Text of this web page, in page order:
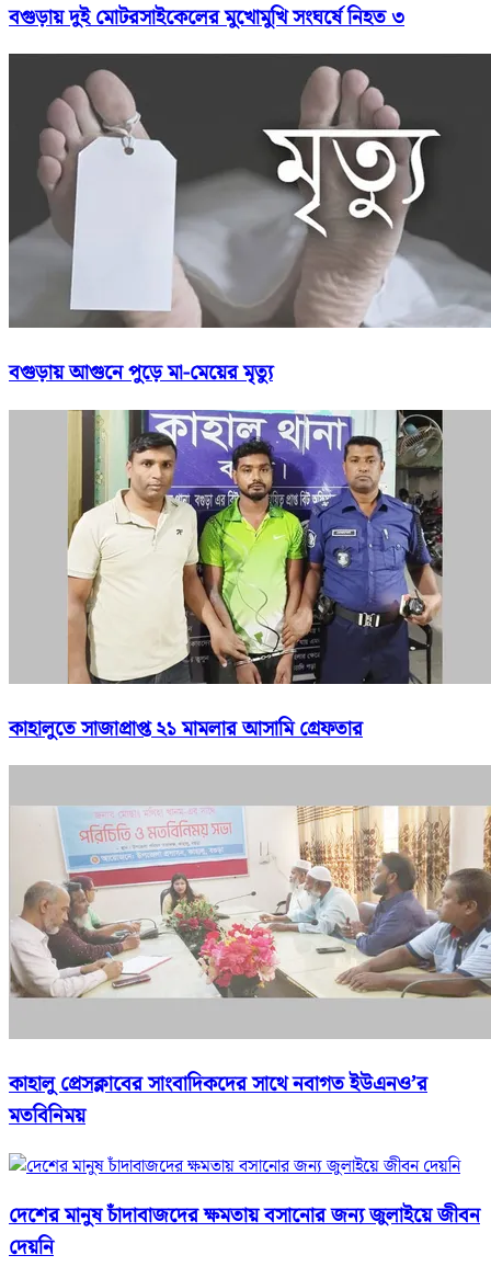
বগুড়ায় দুই মোটরসাইকেলের মুখোমুখি সংঘর্ষে নিহত ৩
বগুড়ায় আগুনে পুড়ে মা-মেয়ের মৃত্যু
কাহালুতে সাজাপ্রাপ্ত ২১ মামলার আসামি গ্রেফতার
কাহালু প্রেসক্লাবের সাংবাদিকদের সাথে নবাগত ইউএনও’র
মতবিনিময়
দেশের মানুষ চাঁদাবাজদের ক্ষমতায় বসানোর জন্য জুলাইয়ে জীবন
দেয়নি